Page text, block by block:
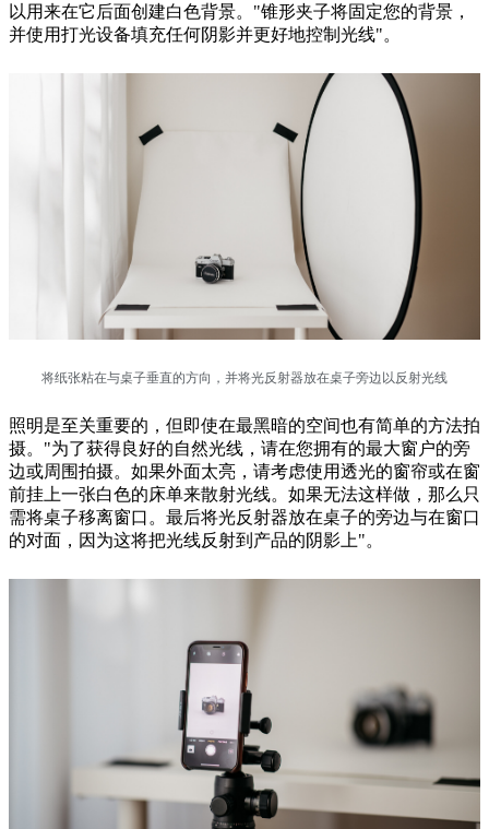
以用来在它后面创建白色背景。"锥形夹子将固定您的背景，
并使用打光设备填充任何阴影并更好地控制光线"。
将纸张粘在与桌子垂直的方向，并将光反射器放在桌子旁边以反射光线
照明是至关重要的，但即使在最黑暗的空间也有简单的方法拍
摄。"为了获得良好的自然光线，请在您拥有的最大窗户的旁
边或周围拍摄。如果外面太亮，请考虑使用透光的窗帘或在窗
前挂上一张白色的床单来散射光线。如果无法这样做，那么只
需将桌子移离窗口。最后将光反射器放在桌子的旁边与在窗口
的对面，因为这将把光线反射到产品的阴影上"。